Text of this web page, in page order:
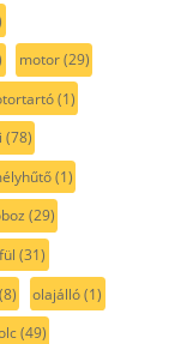
motor(29)
(1)
(78)
(1)
(29)
(31)
(8) olajálló(1)
(49)